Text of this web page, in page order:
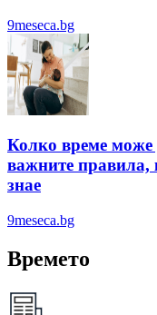
9meseca.bg
Колко време може
важните правила,
знае
9meseca.bg
Времето